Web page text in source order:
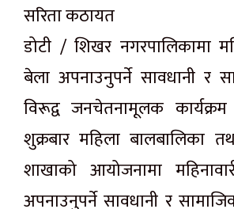
सरिता कठायत
डोटी / शिखर नगरपालिकामा
बेला अपनाउनुपर्ने सावधानी र
विरूद्व जनचेतनामूलक
शुक्रबार महिला बालबालिका
शाखाको आयोजनामा
अपनाउनुपर्ने सावधानी र